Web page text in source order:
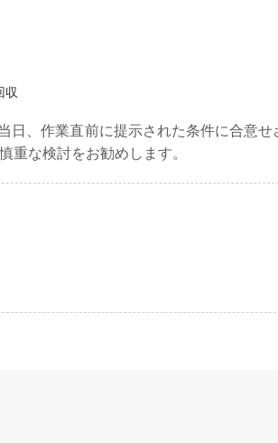
収
日、作業直前に提示された条件に合意せ
重な検討をお勧めします。